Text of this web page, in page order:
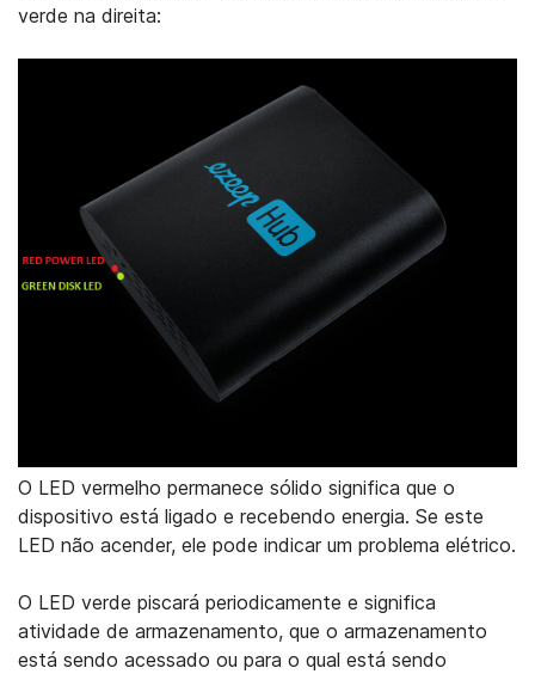
verde na direita:
O LED vermelho permanece sólido significa que o
dispositivo está ligado e recebendo energia. Se este
LED não acender, ele pode indicar um problema elétrico.
O LED verde piscará periodicamente e significa
atividade de armazenamento, que o armazenamento
está sendo acessado ou para o qual está sendo